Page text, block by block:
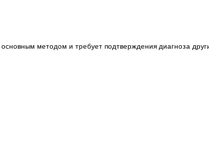
основным методом и требует подтверждения диагноза